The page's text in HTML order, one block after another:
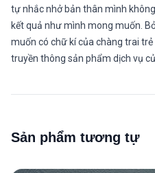
tự nhắc nhở bản thân mình
kết quả như mình mong muốn.
muốn có chữ kí của chàng trai
truyền thông sản phẩm dịch vụ
Sản phẩm tương tự